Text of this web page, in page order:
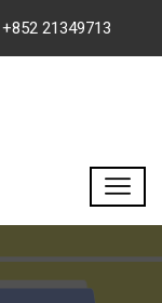
21349713